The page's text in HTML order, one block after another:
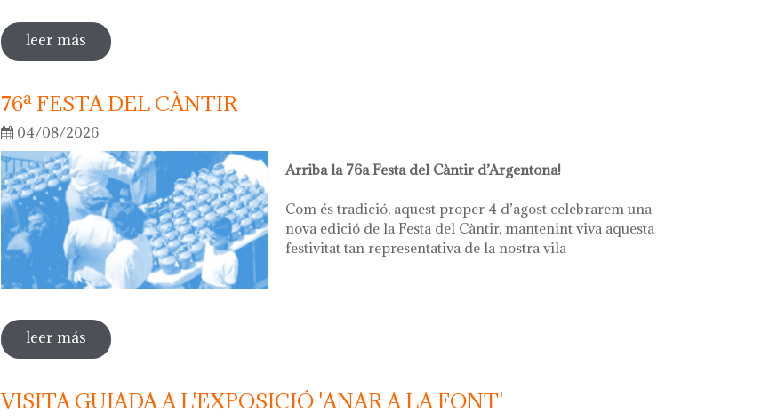
leer más sobre presentació càntir gegant d'artista
76ª FESTA DEL CÀNTIR
04/08/2026
Arriba la 76a Festa del Càntir d’Argentona!
Com és tradició, aquest proper 4 d’agost celebrarem una
nova edició de la Festa del Càntir, mantenint viva aquesta
festivitat tan representativa de la nostra vila
leer más sobre 76ª festa del càntir
VISITA GUIADA A L'EXPOSICIÓ 'ANAR A LA FONT'